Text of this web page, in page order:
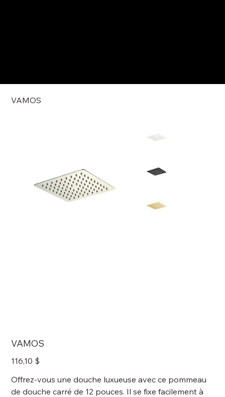
VAMOS
VAMOS
Prix
116,10 $
Offrez-vous une douche luxueuse avec ce pommeau
de douche carré de 12 pouces. Il se fixe facilement à